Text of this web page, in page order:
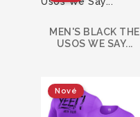
MEN'S BLACK THE
USOS WE SAY...
Nové